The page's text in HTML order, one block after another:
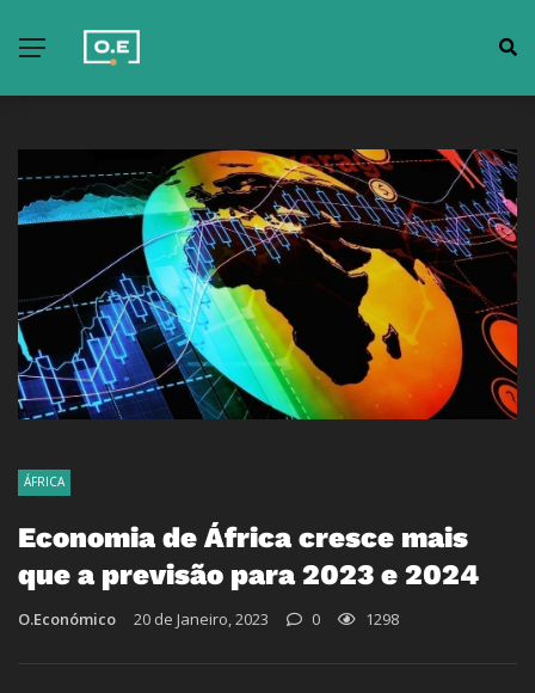
ÁFRICA
Economia de África cresce mais
que a previsão para 2023 e 2024
O.Económico 20 de Janeiro, 2023 0 1298